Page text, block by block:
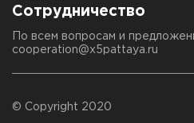
Сотрудничество
По всем вопросам и
cooperation@x5pattaya.ru
© Copyright 2020